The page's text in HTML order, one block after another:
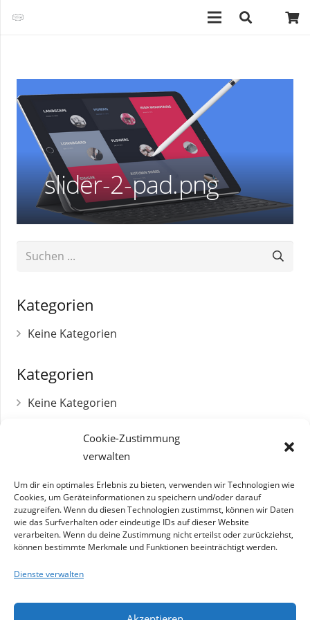
Cookie-Zustimmung
verwalten
Um dir ein optimales Erlebnis zu bieten, verwenden wir Technologien wie
Cookies, um Geräteinformationen zu speichern und/oder darauf
zuzugreifen. Wenn du diesen Technologien zustimmst, können wir Daten
wie das Surfverhalten oder eindeutige IDs auf dieser Website
verarbeiten. Wenn du deine Zustimmung nicht erteilst oder zurückziehst,
können bestimmte Merkmale und Funktionen beeinträchtigt werden.
Dienste verwalten
slider-2-pad.png
Kategorien
Keine Kategorien
Kategorien
Keine Kategorien
Umsatzsteuer-Identifikationsnummer
Betriebsnummer
03809100
119/271/01051